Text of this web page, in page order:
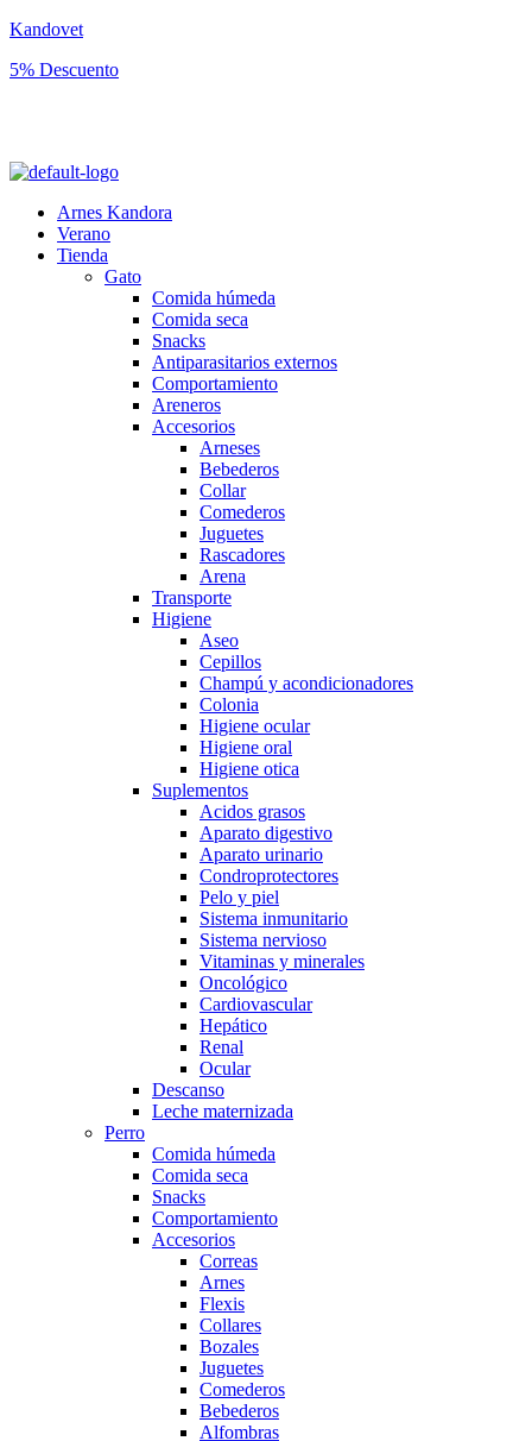
Kandovet
5% Descuento
Arnes Kandora
Verano
Tienda
Gato
Comida húmeda
Comida seca
Snacks
Antiparasitarios externos
Comportamiento
Areneros
Accesorios
Arneses
Bebederos
Collar
Comederos
Juguetes
Rascadores
Arena
Transporte
Higiene
Aseo
Cepillos
Champú y acondicionadores
Colonia
Higiene ocular
Higiene oral
Higiene otica
Suplementos
Acidos grasos
Aparato digestivo
Aparato urinario
Condroprotectores
Pelo y piel
Sistema inmunitario
Sistema nervioso
Vitaminas y minerales
Oncológico
Cardiovascular
Hepático
Renal
Ocular
Descanso
Leche maternizada
Perro
Comida húmeda
Comida seca
Snacks
Comportamiento
Accesorios
Correas
Arnes
Flexis
Collares
Bozales
Juguetes
Comederos
Bebederos
Alfombras